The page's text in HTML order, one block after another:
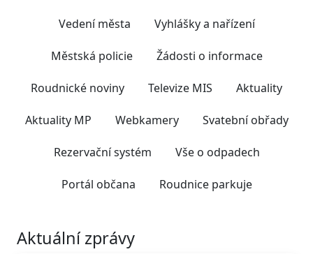
Vedení města Vyhlášky a nařízení
Městská policie Žádosti o informace
Roudnické noviny Televize MIS Aktuality
Aktuality MP Webkamery Svatební obřady
Rezervační systém Vše o odpadech
Portál občana Roudnice parkuje
Aktuální zprávy